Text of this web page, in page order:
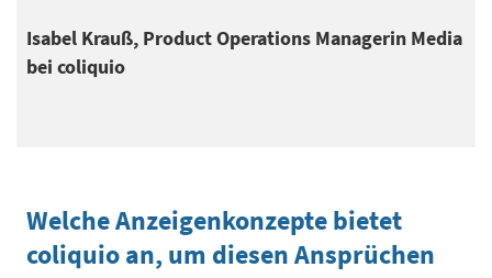
Isabel Krauß, Product Operations Managerin Media
bei coliquio
Welche Anzeigenkonzepte bietet
coliquioan, um diesen Ansprüchen